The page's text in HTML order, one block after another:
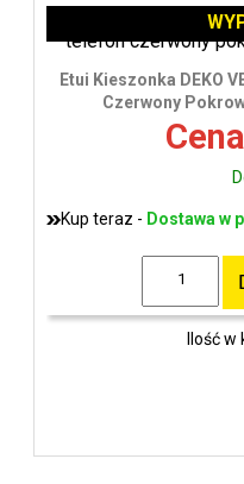
Etui Kieszonka DEKO
Czerwony
Kup teraz - Dostawa w
Ilość